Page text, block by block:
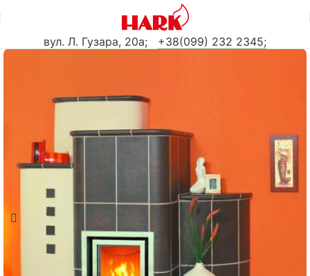
вул. Л. Гузара, 20а; +38(099) 232 2345;